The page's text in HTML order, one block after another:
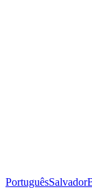
PortuguêsSalvador